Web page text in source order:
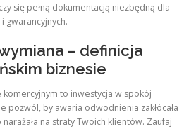
się pełną dokumentacją niezbędną dla
gwarancyjnych.
– definicja
biznesie
to inwestycja w spokój
pozwól, by awaria odwodnienia zakłócała
na straty Twoich klientów. Zaufaj